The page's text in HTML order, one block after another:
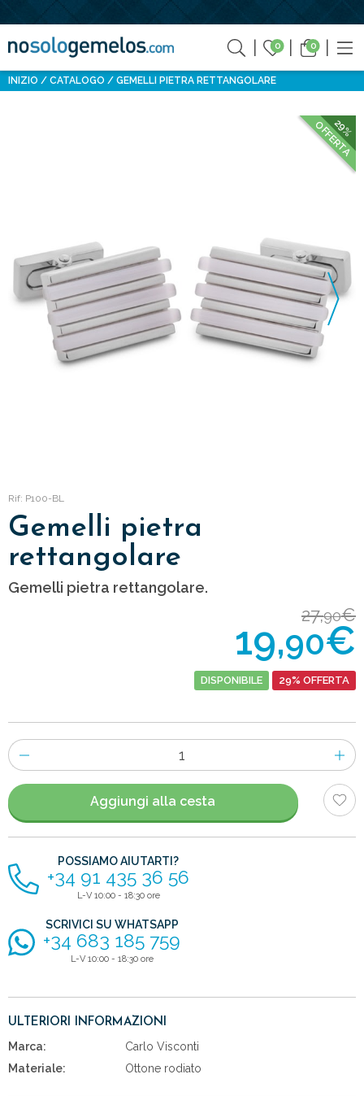
0 0
INIZIO CATALOGO GEMELLI PIETRA RETTANGOLARE
29%
OFFERTA
Rif: P100-BL
Gemelli pietra
rettangolare
Gemelli pietra rettangolare.
27,90€
19,90€
DISPONIBILE 29% OFFERTA
Numero
di
articoli
Aggiungi alla cesta
POSSIAMO AIUTARTI?
+34 91 435 36 56
L-V 10:00 - 18:30 ore
SCRIVICI SU WHATSAPP
+34 683 185 759
L-V 10:00 - 18:30 ore
ULTERIORI INFORMAZIONI
Marca:
Carlo Visconti
Materiale:
Ottone rodiato